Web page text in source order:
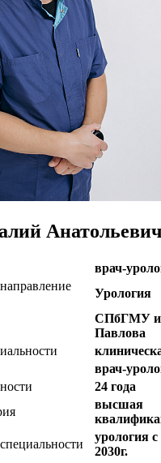
Анатольевич
врач-
Урология
СПбГМУ
Павлова
врач-
24 года
высшая
урология с
2030г.